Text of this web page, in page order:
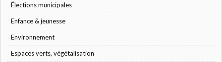
Élections municipales
Enfance & jeunesse
Environnement
Espaces verts, végétalisation